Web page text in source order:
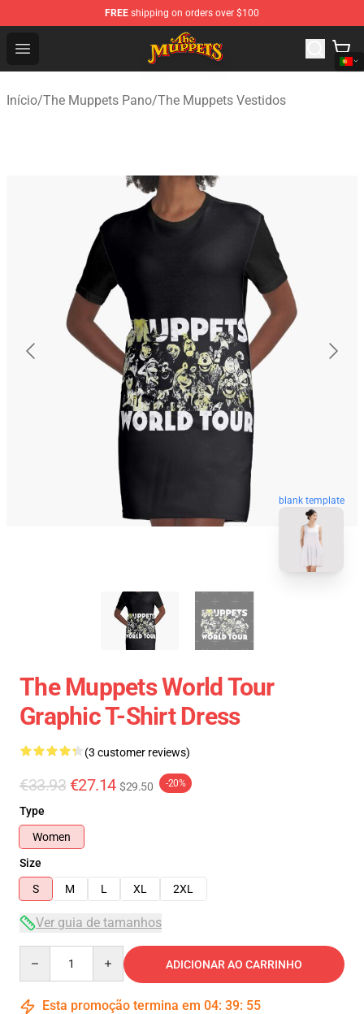
FREE shipping on orders over $100
Open menu
The Muppets Store - Official The Muppets Merchandise
Início/The Muppets Pano/The Muppets Vestidos
blank template
The Muppets World Tour
Graphic T-Shirt Dress
(3 customer reviews)
€33.93 €27.14 $29.50 -20%
Type
Women
Size
S
M L XL 2XL
Ver guia de tamanhos
ADICIONAR AO CARRINHO
Esta promoção termina em 04: 39: 54